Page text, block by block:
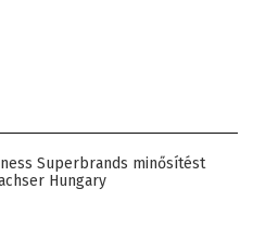
Superbrands minősítést
Hungary